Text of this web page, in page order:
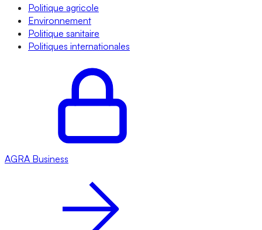
Politique agricole
Environnement
Politique sanitaire
Politiques internationales
AGRA Business